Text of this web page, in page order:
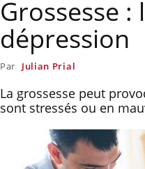
Grossesse
dépression
Par Julian Prial
La grossesse peut
sont stressés ou en